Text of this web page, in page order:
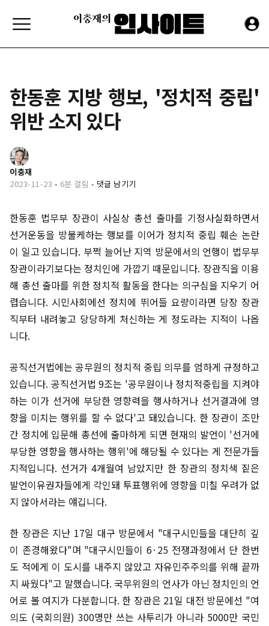
한동훈 지방 행보, '정치적 중립'
위반 소지 있다
이충재
2023-11-23 - 6분 걸림 - 댓글 남기기
한동훈 법무부 장관이 사실상 총선 출마를 기정사실화하면서
선거운동을 방불케하는 행보를 이어가 정치적 중립 훼손 논란
이 일고 있습니다. 부쩍 늘어난 지역 방문에서의 언행이 법무부
장관이라기보다는 정치인에 가깝기 때문입니다. 장관직을 이용
해 총선 출마를 위한 정치적 활동을 한다는 의구심을 지우기 어
렵습니다. 시민사회에선 정치에 뛰어들 요량이라면 당장 장관
직부터 내려놓고 당당하게 처신하는 게 정도라는 지적이 나옵
니다.
공직선거법에는 공무원의 정치적 중립 의무를 엄하게 규정하고
있습니다. 공직선거법 9조는 '공무원이나 정치적중립을 지켜야
하는 이가 선거에 부당한 영향력을 행사하거나 선거결과에 영
향을 미치는 행위를 할 수 없다'고 돼있습니다. 한 장관이 조만
간 정치에 입문해 총선에 출마하게 되면 현재의 발언이 '선거에
부당한 영향을 행사하는 행위'에 해당될 수 있다는 게 전문가들
지적입니다. 선거가 4개월여 남았지만 한 장관의 정치색 짙은
발언이유권자들에게 각인돼 투표행위에 영향을 미칠 우려가 없
지 않아서라는 얘깁니다.
한 장관은 지난 17일 대구 방문에서 "대구시민들을 대단히 깊
이 존경해왔다"며 "대구시민들이 6·25 전쟁과정에서 단 한번
도 적에게 이 도시를 내주지 않았고 자유민주주의를 위해 끝까
지 싸웠다"고 말했습니다. 국무위원의 언사가 아닌 정치인의 언
어로 볼 여지가 다분합니다. 한 장관은 21일 대전 방문에선 "여
의도 (국회의원) 300명만 쓰는 사투리가 아니라 5000만 국민